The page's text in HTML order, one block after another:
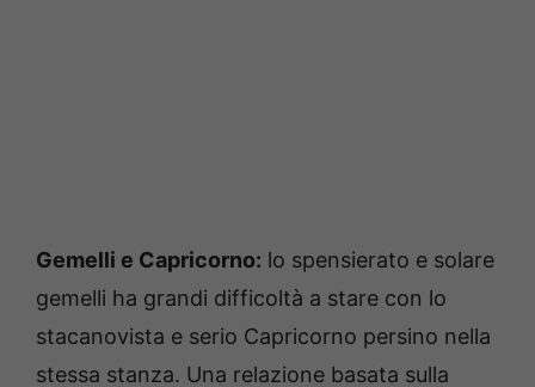
Gemelli e Capricorno: lo spensierato e solare
gemelli ha grandi difficoltà a stare con lo
stacanovista e serio Capricorno persino nella
stessa stanza. Una relazione basata sulla